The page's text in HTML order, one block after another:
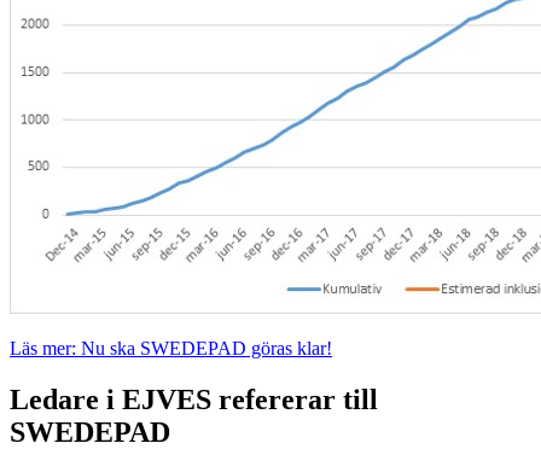
Läs mer: Nu ska SWEDEPAD göras klar!
Ledare i EJVES refererar till
SWEDEPAD